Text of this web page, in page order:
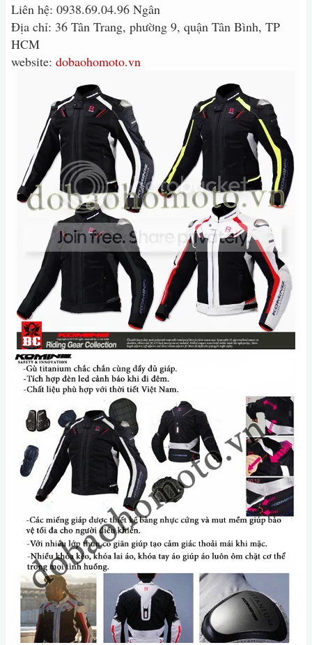
Liên hệ: 0938.69.04.96 Ngân
Địa chỉ: 36 Tân Trang, phường 9, quận Tân Bình, TP
HCM
website: dobaohomoto.vn